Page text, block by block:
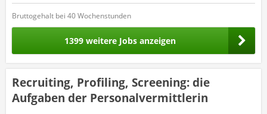
Bruttogehalt bei 40 Wochenstunden
1399 weitere Jobs anzeigen
Recruiting, Profiling, Screening: die
Aufgaben der Personalvermittlerin